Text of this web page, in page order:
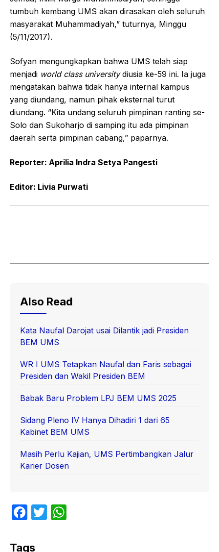
tumbuh kembang UMS akan dirasakan oleh seluruh
masyarakat Muhammadiyah,” tuturnya, Minggu
(5/11/2017).
Sofyan mengungkapkan bahwa UMS telah siap
menjadi world class universitydiusia ke-59 ini. Ia juga
mengatakan bahwa tidak hanya internal kampus
yang diundang, namun pihak eksternal turut
diundang. ”Kita undang seluruh pimpinan ranting se-
Solo dan Sukoharjo di samping itu ada pimpinan
daerah serta pimpinan cabang,” paparnya.
Reporter: Aprilia Indra Setya Pangesti
Editor: Livia Purwati
Also Read
Kata Naufal Darojat usai Dilantik jadi Presiden
BEM UMS
WR I UMS Tetapkan Naufal dan Faris sebagai
Presiden dan Wakil Presiden BEM
Babak Baru Problem LPJ BEM UMS 2025
Sidang Pleno IV Hanya Dihadiri 1 dari 65
Kabinet BEM UMS
Masih Perlu Kajian, UMS Pertimbangkan Jalur
Karier Dosen
F
c
T
Tags